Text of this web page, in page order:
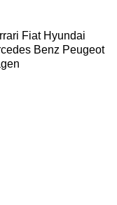
Fiat Hyundai
Benz Peugeot